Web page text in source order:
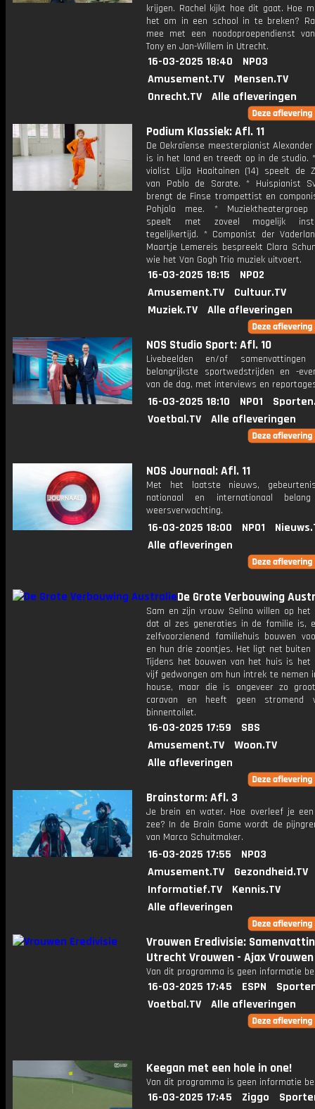
krijgen. Rachel kijkt hoe dit gaat. Hoe
het om in een school in te breken?
mee met een noodoproependienst
Tony en Jan-Willem in Utrecht.
16-03-2025 18:40
NPO3
Amusement.TV
Mensen.TV
Onrecht.TV
Alle afleveringen
Podium Klassiek: Afl. 11
De Oekraïense meesterpianist Alexander
is in het land en treedt op in de studio.
violist Lilja Haaitainen (14) speelt de
van Pablo de Sarate. * Huispianist
brengt de Finse trompettist en
Pohjola mee. * Muziektheatergroep
speelt met zoveel mogelijk
tegelijkertijd. * Componist der
Maartje Lemereis bespreekt Clara
wie het Van Gogh Trio muziek uitvoert.
16-03-2025 18:15
NPO2
Amusement.TV
Cultuur.TV
Muziek.TV
Alle afleveringen
NOS Studio Sport: Afl. 10
Livebeelden en/of
belangrijkste sportwedstrijden en -
van de dag, met interviews en
16-03-2025 18:10 NPO1
Voetbal.TV
Alle afleveringen
NOS Journaal: Afl. 11
Met het laatste nieuws,
nationaal en internationaal
weersverwachting.
16-03-2025 18:00 NPO1
Alle afleveringen
De Grote Verbouwing
Sam en zijn vrouw Selina willen op het
dat al zes generaties in de familie is,
zelfvoorzienend familiehuis bouwen
en hun drie zoontjes. Het ligt net buiten
Tijdens het bouwen van het huis is het
vijf gedwongen om hun intrek te nemen
house, maar die is ongeveer zo
caravan en heeft geen stromend
binnentoilet.
16-03-2025 17:59
SBS
Amusement.TV
Woon.TV
Alle afleveringen
Brainstorm: Afl. 3
Je brein en water. Hoe overleef je
zee? In de Brain Game wordt de
van Marco Schuitmaker.
16-03-2025 17:55
NPO3
Amusement.TV
Gezondheid.TV
Informatief.TV
Kennis.TV
Alle afleveringen
Vrouwen Eredivisie:
Utrecht Vrouwen - Ajax Vrouwen
Van dit programma is geen informatie
16-03-2025 17:45 ESPN
Voetbal.TV
Alle afleveringen
Keegan met een hole in one!
Van dit programma is geen informatie
16-03-2025 17:45 Ziggo